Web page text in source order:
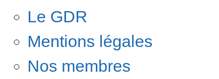
Le GDR
Mentions légales
Nos membres